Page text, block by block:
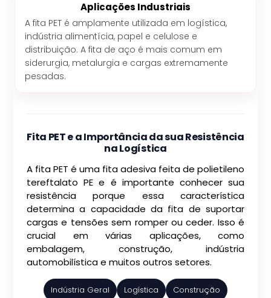
Aplicações Industriais
A fita PET é amplamente utilizada em logística,
indústria alimentícia, papel e celulose e
distribuição. A fita de aço é mais comum em
siderurgia, metalurgia e cargas extremamente
pesadas.
Fita PET e a Importância da sua Resistência
na Logística
A fita PET é uma fita adesiva feita de polietileno
tereftalato PE e é importante conhecer sua
resistência porque essa característica
determina a capacidade da fita de suportar
cargas e tensões sem romper ou ceder. Isso é
crucial em várias aplicações, como
embalagem, construção, indústria
automobilística e muitos outros setores.
Indústria Geral Logística Construção